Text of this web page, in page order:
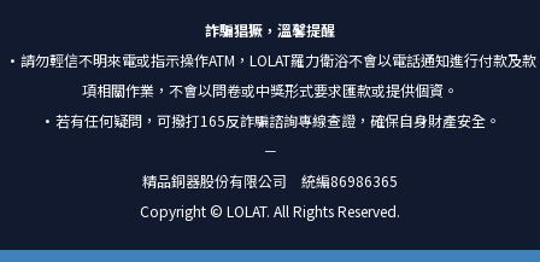
詐騙猖獗，溫馨提醒
•請勿輕信不明來電或指示操作ATM，LOLAT羅力衛浴不會以電話通知進行付款及款
項相關作業，不會以問卷或中獎形式要求匯款或提供個資。
•若有任何疑問，可撥打165反詐騙諮詢專線查證，確保自身財產安全。
－
精品銅器股份有限公司 統編86986365
Copyright © LOLAT. All Rights Reserved.